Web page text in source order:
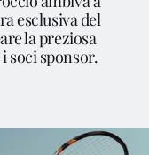
esclusiva del
la preziosa
soci sponsor.